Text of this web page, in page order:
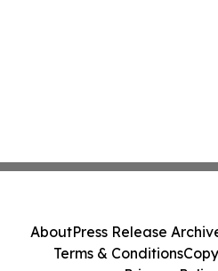
AboutPress Release
Terms & Conditions